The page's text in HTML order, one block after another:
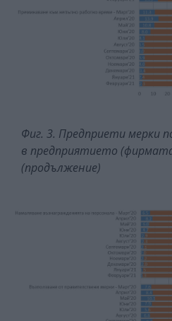
Фиг. 3. Предприети мерки
в предприятието
(продължение)